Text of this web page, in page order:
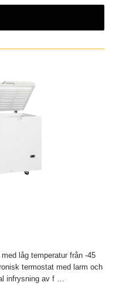
låg temperatur från -45
termostat med larm och
infrysning av f …